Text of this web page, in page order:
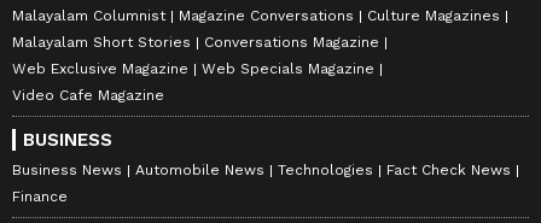
Malayalam Columnist
Magazine Conversations
Culture Magazines
Malayalam Short Stories
Conversations Magazine
Web Exclusive Magazine
Web Specials Magazine
Video Cafe Magazine
BUSINESS
Business News Automobile News Technologies
Fact Check News
Finance